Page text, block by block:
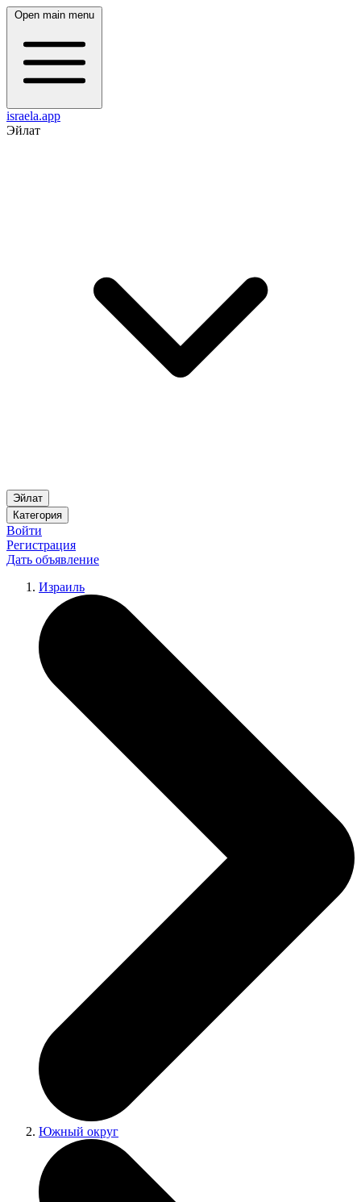
Open main menu
israela.app
Эйлат
Эйлат
Категория
Войти
Регистрация
Дать объявление
Израиль
Южный округ